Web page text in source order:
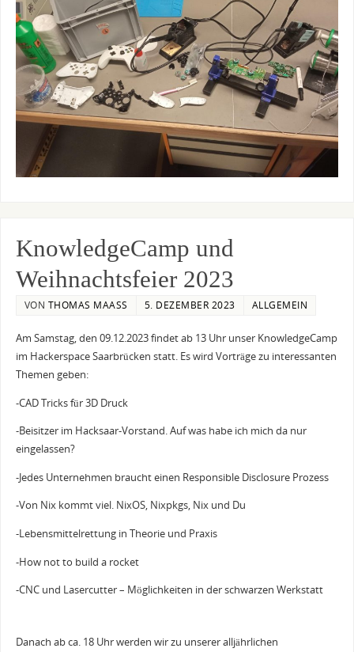
KnowledgeCamp und
Weihnachtsfeier 2023
VON THOMAS MAASS 5. DEZEMBER 2023 ALLGEMEIN
Am Samstag, den 09.12.2023 findet ab 13 Uhr unser KnowledgeCamp
im Hackerspace Saarbrücken statt. Es wird Vorträge zu interessanten
Themen geben:
-CAD Tricks für 3D Druck
-Beisitzer im Hacksaar-Vorstand. Auf was habe ich mich da nur
eingelassen?
-Jedes Unternehmen braucht einen Responsible Disclosure Prozess
-Von Nix kommt viel. NixOS, Nixpkgs, Nix und Du
-Lebensmittelrettung in Theorie und Praxis
-How not to build a rocket
-CNC und Lasercutter – Möglichkeiten in der schwarzen Werkstatt
Danach ab ca. 18 Uhr werden wir zu unserer alljährlichen